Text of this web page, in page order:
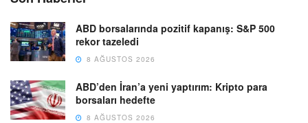
ABD borsalarında pozitif kapanış: S&P 500
rekor tazeledi
8 AĞUSTOS 2026
ABD’den İran’a yeni yaptırım: Kripto para
borsaları hedefte
8 AĞUSTOS 2026